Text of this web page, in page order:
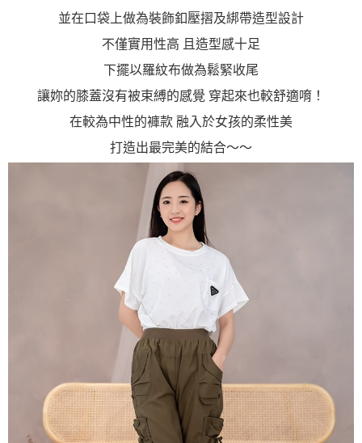
並在口袋上做為裝飾釦壓摺及綁帶造型設計
不僅實用性高 且造型感十足
下擺以羅紋布做為鬆緊收尾
讓妳的膝蓋沒有被束縛的感覺 穿起來也較舒適唷！
在較為中性的褲款 融入於女孩的柔性美
打造出最完美的結合～～